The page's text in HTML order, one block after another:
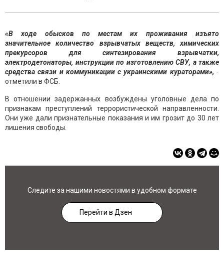
«В ходе обысков по местам их проживания изъято
значительное количество взрывчатых веществ, химических
прекурсоров для синтезирования взрывчатки,
электродетонаторы, инструкции по изготовлению СВУ, а также
средства связи и коммуникации с украинскими кураторами», -
отметили в ФСБ.
В отношении задержанных возбуждены уголовные дела по
признакам преступлений террористической направленности.
Они уже дали признательные показания и им грозит до 30 лет
лишения свободы.
Следите за нашими новостями в удобном формате
Перейти в Дзен